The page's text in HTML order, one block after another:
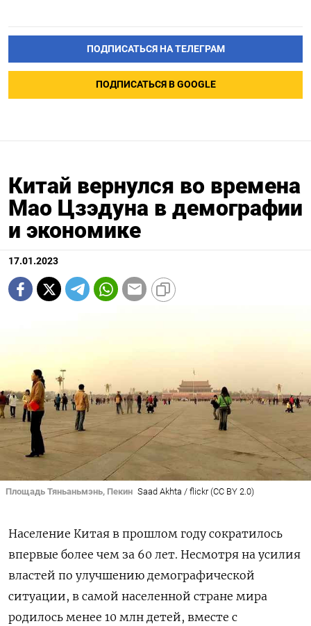
ПОДПИСАТЬСЯ НА ТЕЛЕГРАМ
ПОДПИСАТЬСЯ В GOOGLE
Китай вернулся во времена
Мао Цзэдуна в демографии
и экономике
17.01.2023
Площадь Тяньаньмэнь, Пекин Saad Akhta / flickr (CC BY 2.0)
Население Китая в прошлом году сократилось
впервые более чем за 60 лет. Несмотря на усилия
властей по улучшению демографической
ситуации, в самой населенной стране мира
родилось менее 10 млн детей, вместе с